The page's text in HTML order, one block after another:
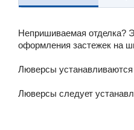
Непришиваемая отделка?
оформления застежек на
Люверсы
Люверсы следует